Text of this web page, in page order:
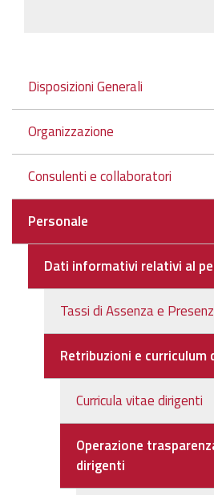
Navigazione
Disposizioni Generali
Organizzazione
Consulenti e collaboratori
Personale
Dati informativi relativi al
Tassi di Assenza e
Retribuzioni e curriculum
Curricula vitae dirigenti
Operazione
dirigenti